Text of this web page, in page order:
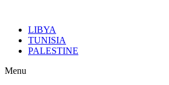
contenuLIBYA
TUNISIA
PALESTINE
Menu